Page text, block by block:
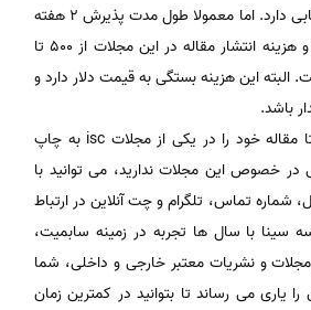
ISC بستگی به مجله انتخابی دارد. اما معمولا طول مدت پذیرش 2 هفته
و زمان چاپ حدود 1 ماه و هزینه انتشار مقاله در این مجلات از 500 تا
البته این هزینه بستگی به قیمت دلار دارد و
باشد.
اگر شما نیز قصد دارید تا مقاله خود را در یکی از مجلات isc به چاپ
در خصوص این مجلات ندارید، می توانید با
شماره تماس، تلگرام و چت آنلاین در ارتباط
سینا با سال ها تجربه در زمینه سابمیت،
و نشریات معتبر خارجی و داخلی، شما
یاری می رساند تا بتوانید در کمترین زمان